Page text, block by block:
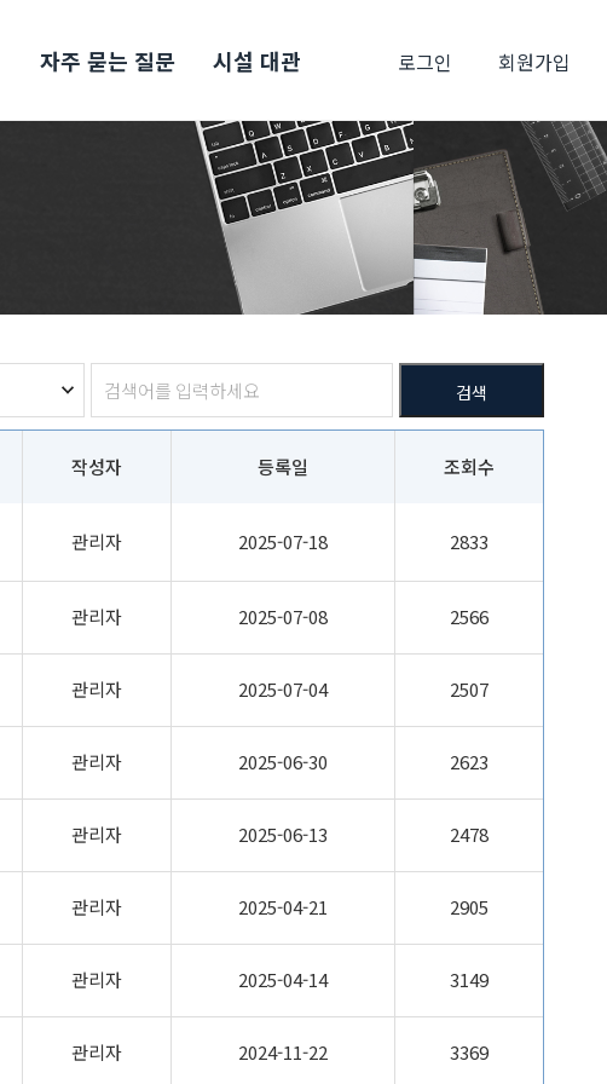
자주 묻는 질문 시설 대관 로그인 회원가입
검색
작성자 등록일 조회수
관리자 2025-07-18 2833
관리자 2025-07-08 2566
관리자 2025-07-04 2507
관리자 2025-06-30 2623
관리자 2025-06-13 2478
관리자 2025-04-21 2905
관리자 2025-04-14 3149
관리자 2024-11-22 3369